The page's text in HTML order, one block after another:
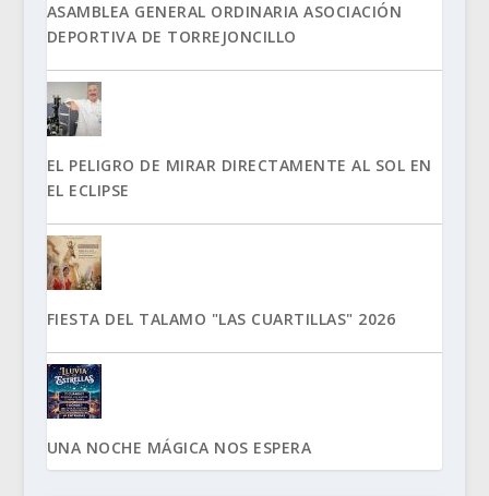
ASAMBLEA GENERAL ORDINARIA ASOCIACIÓN
DEPORTIVA DE TORREJONCILLO
EL PELIGRO DE MIRAR DIRECTAMENTE AL SOL EN
EL ECLIPSE
FIESTA DEL TALAMO "LAS CUARTILLAS" 2026
UNA NOCHE MÁGICA NOS ESPERA